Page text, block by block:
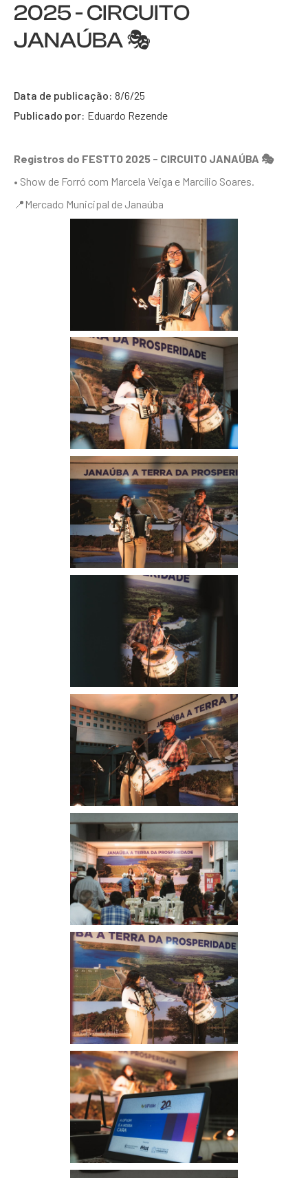
2025 - CIRCUITO
JANAÚBA 🎭
Data de publicação: 8/6/25
Publicado por: Eduardo Rezende
Registros do FESTTO 2025 - CIRCUITO JANAÚBA 🎭
• Show de Forró com Marcela Veiga e Marcílio Soares.
📍Mercado Municipal de Janaúba